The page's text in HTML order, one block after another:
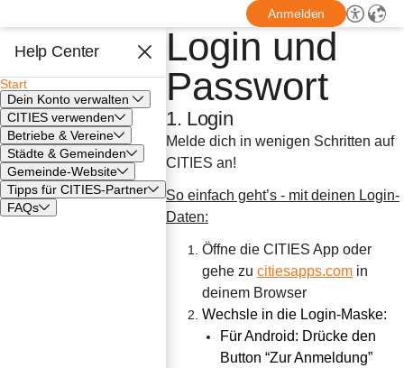
Anmelden
Help Center
Start
Dein Konto verwalten
CITIES verwenden
Betriebe & Vereine
Städte & Gemeinden
Gemeinde-Website
Tipps für CITIES-Partner
FAQs
Login und
Passwort
1. Login
Melde dich in wenigen Schritten auf
CITIES an!
So einfach geht’s - mit deinen Login-
Daten:
Öffne die CITIES App oder
gehe zu citiesapps.com in
deinem Browser
Wechsle in die Login-Maske:
Für Android: Drücke den
Button “Zur Anmeldung”